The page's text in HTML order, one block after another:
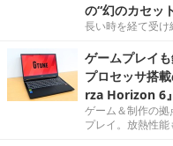
の“幻のカセッ
長い時を経て受け
ゲームプレイ
プロセッサ搭
rza Horizon 6
ゲーム＆制作の
プレイ。放熱性能